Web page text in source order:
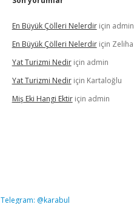
En Büyük Çölleri Nelerdiriçin admin
En Büyük Çölleri Nelerdiriçin Zeliha
Yat Turizmi Nediriçin admin
Yat Turizmi Nediriçin Kartaloğlu
Miş Eki Hangi Ektiriçin admin
Telegram: @karabul